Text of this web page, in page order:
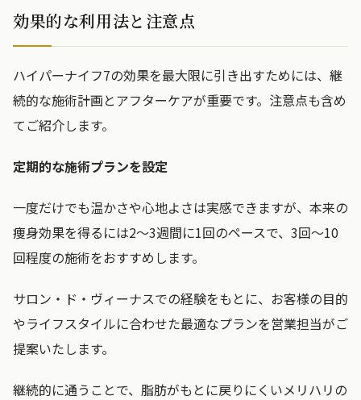
効果的な利用法と注意点
ハイパーナイフ7の効果を最大限に引き出すためには、継
続的な施術計画とアフターケアが重要です。注意点も含め
てご紹介します。
定期的な施術プランを設定
一度だけでも温かさや心地よさは実感できますが、本来の
痩身効果を得るには2～3週間に1回のペースで、3回～10
回程度の施術をおすすめします。
サロン・ド・ヴィーナスでの経験をもとに、お客様の目的
やライフスタイルに合わせた最適なプランを営業担当がご
提案いたします。
継続的に通うことで、脂肪がもとに戻りにくいメリハリの